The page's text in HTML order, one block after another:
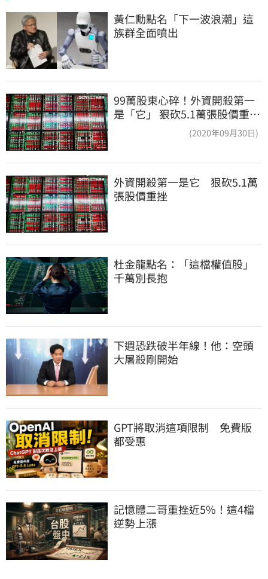
黃仁勳點名「下一波浪潮」這
族群全面噴出
99萬股東心碎！外資開殺第一
是「它」 狠砍5.1萬張股價重挫
(2020年09月30日)
外資開殺第一是它　狠砍5.1萬
張股價重挫
杜金龍點名：「這檔權值股」
千萬別長抱
下週恐跌破半年線！他：空頭
大屠殺剛開始
GPT將取消這項限制　免費版
都受惠
記憶體二哥重挫近5%！這4檔
逆勢上漲